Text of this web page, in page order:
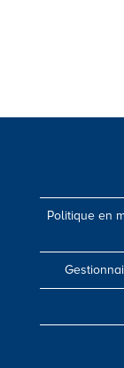
Politique en